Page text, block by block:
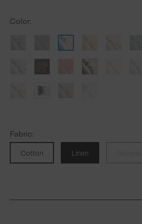
Color:
Fabric:
Cotton Linen